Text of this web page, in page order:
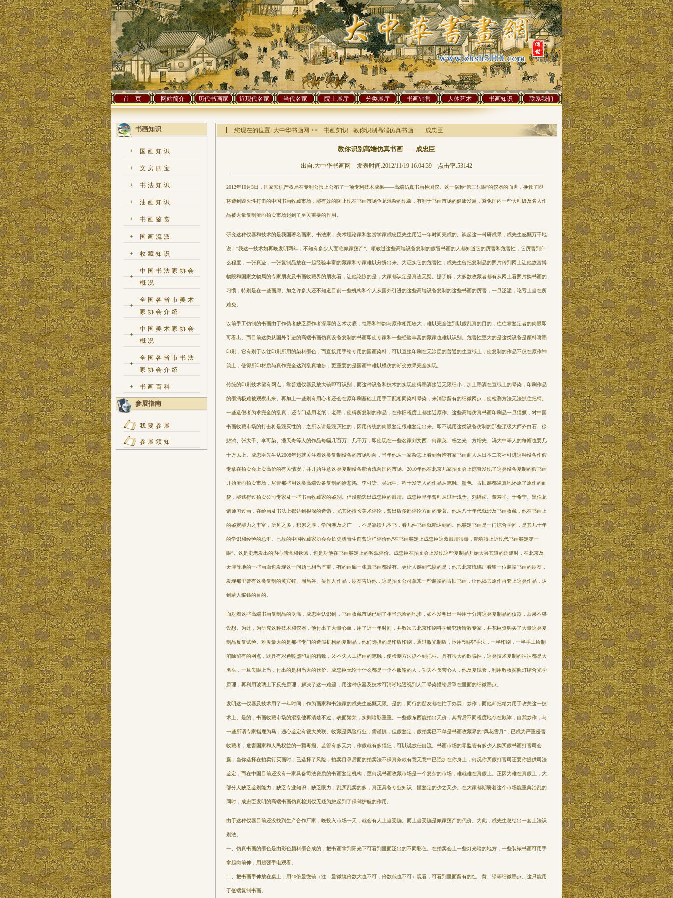
首 页 网站简介 历代书画家 近现代名家 当代名家 院士展厅 分类展厅 书画销售 人体艺术 书画知识 联系我们
书画知识
+ 国画知识
+ 文房四宝
+ 书法知识
+ 油画知识
+ 书画鉴赏
+ 国画流派
+ 收藏知识
+
中国书法家协会
概况
+
全国各省市美术
家协会介绍
+
中国美术家协会
概况
+
全国各省市书法
家协会介绍
+ 书画百科
参展指南
我要参展
参展须知
您现在的位置: 大中华书画网 >> 书画知识 - 教你识别高端仿真书画——成忠臣
教你识别高端仿真书画——成忠臣
出自:大中华书画网 发表时间:2012/11/19 16:04:39 点击率:53142
2012年10月3日，国家知识产权局在专利公报上公布了一项专利技术成果——高端仿真书画检测仪。这一俗称“第三只眼”的仪器的面世，挽救了即
将遭到毁灭性打击的中国书画收藏市场，能有效的防止现在书画市场鱼龙混杂的现象，有利于书画市场的健康发展，避免国内一些大师级及名人作
品被大量复制流向拍卖市场起到了至关重要的作用。
研究这种仪器和技术的是我国著名画家、书法家，美术理论家和鉴赏学家成忠臣先生用近一年时间完成的。谈起这一科研成果，成先生感慨万千地
说：“我这一技术如再晚发明两年，不知有多少人面临倾家荡产”。领教过这些高端设备复制的假冒书画的人都知道它的厉害和危害性，它厉害到什
么程度，一张真迹，一张复制品放在一起经验丰富的藏家和专家难以分辨出来。为证实它的危害性，成先生曾把复制品的照片传到网上让他故宫博
物院和国家文物局的专家朋友及书画收藏界的朋友看，让他吃惊的是，大家都认定是真迹无疑。据了解，大多数收藏者都有从网上看照片购书画的
习惯，特别是在一些画廊。加之许多人还不知道目前一些机构和个人从国外引进的这些高端设备复制的这些书画的厉害，一旦泛滥，吃亏上当在所
难免。
以前手工仿制的书画由于作伪者缺乏原作者深厚的艺术功底，笔墨和神韵与原作相距较大，难以完全达到以假乱真的目的，往往靠鉴定者的肉眼即
可看出。而目前这类从国外引进的高端书画仿真设备复制的书画即使专家和一些经验丰富的藏家也难以识别。危害性更大的是这类设备是颜料喷墨
印刷，它有别于以往印刷所用的染料墨色，而直接用手绘专用的国画染料，可以直接印刷在无涂层的普通的生宣纸上，使复制的作品不仅在原作神
韵上，使得所印材质与真作完全达到乱真地步，更重要的是国画中难以模仿的渐变效果完全实现。
传统的印刷技术留有网点，靠普通仪器及放大镜即可识别，而这种设备和技术的实现使得墨滴接近无限细小，加上墨滴在宣纸上的晕染，印刷作品
的墨滴极难被观察出来。再加上一些别有用心者还会在原印刷基础上用手工配相同染料晕染，来消除留有的细微网点，使检测方法无法抓住把柄。
一些造假者为求完全的乱真，还专门选用老纸，老墨，使得所复制的作品，在作旧程度上都接近原作。这些高端仿真书画印刷品一旦猖獗，对中国
书画收藏市场的打击将是毁灭性的，之所以讲是毁灭性的，因用传统的肉眼鉴定很难鉴定出来。即不说用这类设备仿制的那些顶级大师齐白石、徐
悲鸿、张大千、李可染、潘天寿等人的作品每幅几百万、几千万，即使现在一些名家刘文西、何家英、杨之光、方增先、冯大中等人的每幅也要几
十万以上。成忠臣先生从2008年起就关注着这类复制设备的市场动向，当年他从一家杂志上看到台湾有家书画商人从日本二玄社引进这种设备作假
专拿在拍卖会上卖高价的有关情况，并开始注意这类复制设备能否流向国内市场。2010年他在北京几家拍卖会上惊奇发现了这类设备复制的假书画
开始流向拍卖市场，尽管那些用这类高端设备复制的徐悲鸿、李可染、吴冠中、程十发等人的作品从笔触、墨色、古旧感都逼真地还原了原作的面
貌，能逃得过拍卖公司专家及一些书画收藏家的鉴别。但没能逃出成忠臣的眼睛。成忠臣早年曾师从过叶浅予、刘继卣、董寿平、于希宁、黑伯龙
诸师习过画，在绘画及书法上都达到很深的造诣，尤其还擅长美术评论，曾出版多部评论方面的专著。他从八十年代就涉及书画收藏，他在书画上
的鉴定能力之丰富，所见之多，积累之厚，学问涉及之广 ，不是靠读几本书，看几件书画就能达到的。他鉴定书画是一门综合学问，是其几十年
的学识和经验的总汇。已故的中国收藏家协会会长史树青生前曾这样评价他“在书画鉴定上成忠臣这双眼睛很毒，能称得上近现代书画鉴定第一
眼”。这是史老发出的内心感慨和钦佩，也是对他在书画鉴定上的客观评价。成忠臣在拍卖会上发现这些复制品开始大兴其道的泛滥时，在北京及
天津等地的一些画廊也发现这一问题已相当严重，有的画廊一张真书画都没有。更让人感到气愤的是，他去北京琉璃厂看望一位装裱书画的朋友，
发现那里曾有这类复制的黄宾虹、周昌谷、吴作人作品，朋友告诉他，这是拍卖公司拿来一些装裱的古旧书画，让他揭去原作再套上这类作品，达
到蒙人骗钱的目的。
面对着这些高端书画复制品的泛滥，成忠臣认识到，书画收藏市场已到了相当危险的地步，如不发明出一种用于分辨这类复制品的仪器，后果不堪
设想。为此，为研究这种技术和仪器，他付出了大量心血，用了近一年时间，并数次去北京印刷科学研究所请教专家，并花巨资购买了大量这类复
制品反复试验。难度最大的是那些专门的造假机构的复制品，他们选择的是印版印刷，通过激光制版，运用“混搭”手法，一半印刷，一半手工绘制
消除留有的网点，既具有彩色喷墨印刷的精致，又不失人工描画的笔触，使检测方法抓不到把柄。具有很大的欺骗性，这类技术复制的往往都是大
名头，一旦失眼上当，付出的是相当大的代价。成忠臣无论干什么都是一个不服输的人，功夫不负苦心人，他反复试验，利用数枚探照灯结合光学
原理，再利用玻璃上下反光原理，解决了这一难题，用这种仪器及技术可清晰地透视到人工晕染描绘后罩在里面的细微墨点。
发明这一仪器及技术用了一年时间，作为画家和书法家的成先生感慨无限。是的，同行的朋友都在忙于办展、炒作，而他却把精力用于攻关这一技
术上。是的，书画收藏市场的混乱他再清楚不过，表面繁荣，实则暗影重重。一些假东西能拍出天价，其背后不同程度地存在欺诈，自我炒作，与
一些所谓专家指鹿为马，违心鉴定有很大关联。收藏是风险行业，需谨慎，但假鉴定，假拍卖已不单是书画收藏界的“风花雪月”，已成为严重侵害
收藏者，危害国家和人民权益的一颗毒瘤。监管有多无力，作假就有多猖狂，可以说放任自流。书画市场的零监管有多少人购买假书画打官司会
赢，当你选择在拍卖行买画时，已选择了风险，拍卖目录后面的拍卖法不保真条款有意无意中已强加在你身上，何况你买假打官司还要你提供司法
鉴定，而在中国目前还没有一家具备司法资质的书画鉴定机构，更何况书画收藏市场是一个复杂的市场，难就难在真假上。正因为难在真假上，大
部分人缺乏鉴别能力，缺乏专业知识，缺乏眼力，乱买乱卖的多，真正具备专业知识、懂鉴定的少之又少。在大家都期盼着这个市场能重典治乱的
同时，成忠臣发明的高端书画仿真检测仪无疑为您起到了保驾护航的作用。
由于这种仪器目前还没找到生产合作厂家，晚投入市场一天，就会有人上当受骗。而上当受骗是倾家荡产的代价。为此，成先生总结出一套土法识
别法。
一、仿真书画的墨色是由彩色颜料墨合成的，把书画拿到阳光下可看到里面泛出的不同彩色。在拍卖会上一些灯光暗的地方，一些装裱书画可用手
拿起向前伸，用超强手电观看。
二、把书画手伸放在桌上，用40倍显微镜（注：显微镜倍数大也不可，倍数低也不可）观看，可看到里面留有的红、黄、绿等细微墨点。这只能用
于低端复制书画。